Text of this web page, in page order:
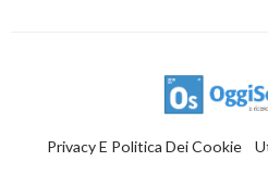
Privacy E Politica Dei Cookie